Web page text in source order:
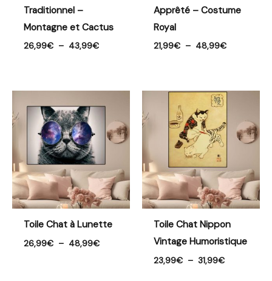
Traditionnel –
Montagne et Cactus
26,99€ – 43,99€
Apprêté – Costume
Royal
21,99€ – 48,99€
Toile Chat à Lunette
26,99€ – 48,99€
de
26,99€
Toile Chat Nippon
Vintage Humoristique
23,99€ – 31,99€
Plage
23,99€